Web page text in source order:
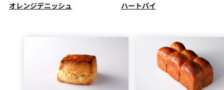
オレンジデニッシュ ハートパイ